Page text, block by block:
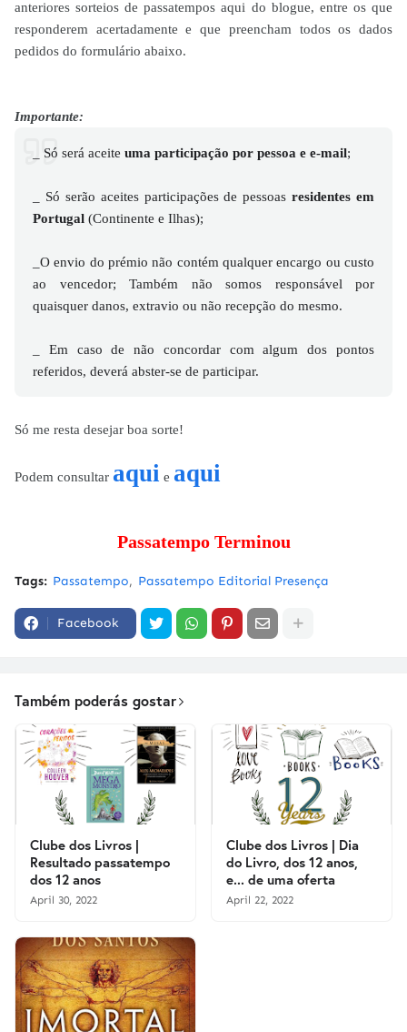
anteriores sorteios de passatempos aqui do blogue, entre os que
responderem acertadamente e que preencham todos os dados
pedidos do formulário abaixo.
Importante:
_ Só será aceite uma participação por pessoa e e-mail;
_ Só serão aceites participações de pessoasresidentes em
Portugal (Continente e Ilhas);
_O envio do prémio não contém qualquer encargo ou custo
ao vencedor; Também não somos responsável por
quaisquer danos, extravio ou não recepção do mesmo.
_ Em caso de não concordar com algum dos pontos
referidos, deverá abster-se de participar.
Só me resta desejar boa sorte!
Podem consultar aqui e aqui
Passatempo Terminou
Tags: Passatempo Passatempo Editorial Presença
Facebook
Também poderás gostar
Clube dos Livros |
Resultado passatempo
dos 12 anos
April 30, 2022
Clube dos Livros | Dia
do Livro, dos 12 anos,
e... de uma oferta
April 22, 2022